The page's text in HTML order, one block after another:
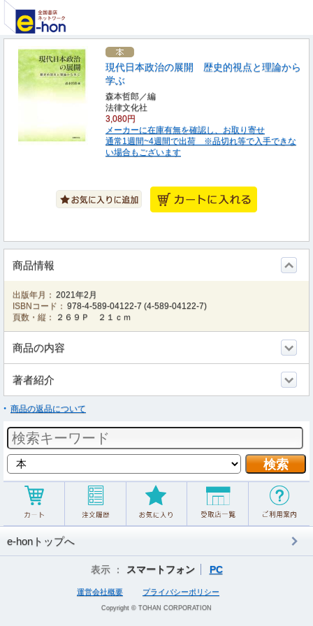
現代日本政治の展開 歴史的視点と理論から
学ぶ
森本哲郎／編
法律文化社
3,080円
メーカーに在庫有無を確認し、お取り寄せ
通常1週間~4週間で出荷 ※品切れ等で入手できな
い場合もございます
商品情報
出版年月： 2021年2月
ISBNコード： 978-4-589-04122-7 (4-589-04122-7)
頁数・縦：
２６９Ｐ ２１ｃｍ
商品の内容
著者紹介
商品の返品について
e-honトップへ
表示 ： スマートフォン PC
運営会社概要 プライバシーポリシー
Copyright © TOHAN CORPORATION